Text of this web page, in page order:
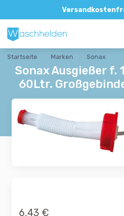
Startseite Marken Sonax
Sonax Ausgießer f.
60Ltr.
6,43 €